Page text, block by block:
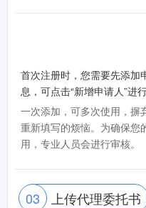
首次注册时，您需要先添加
息，可点击“新增申请人”进行
一次添加，可多次使用，摒
重新填写的烦恼。为确保您
用，专业人员会进行审核。
03 上传代理委托书